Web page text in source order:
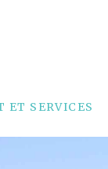
ET SERVICES